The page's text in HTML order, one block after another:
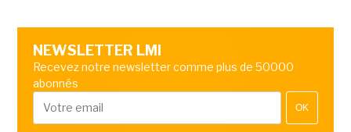
NEWSLETTER LMI
Recevez notre newsletter comme plus de 50000
abonnés
OK